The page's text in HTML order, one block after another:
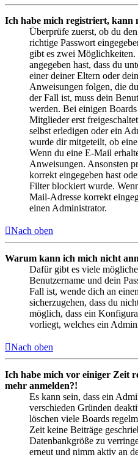
Ich habe mich registriert, kann
Überprüfe zuerst, ob du
richtige Passwort
gibt es zwei Möglichkeiten.
angegeben hast, dass du
einer deiner Eltern oder
Anweisungen folgen, die
der Fall ist, muss dein
werden. Bei einigen
Mitglieder erst
selbst erledigen oder ein
wurde dir mitgeteilt, ob
Wenn du eine E-Mail
Anweisungen. Ansonsten
korrekt eingegeben hast
Filter blockiert wurde.
Mail-Adresse korrekt
einen Administrator.
Nach oben
Warum kann ich mich nicht
Dafür gibt es viele
Benutzername und dein
Fall ist, wende dich an
sicherzugehen, dass du
möglich, dass ein
vorliegt, welches ein
Nach oben
Ich habe mich vor einiger Zeit
mehr anmelden?!
Es kann sein, dass ein
verschieden Gründen
löschen viele Boards
Zeit keine Beiträge
Datenbankgröße zu
erneut und nimm aktiv an